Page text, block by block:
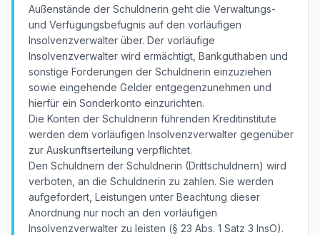
Außenstände der Schuldnerin geht die Verwaltungs-
und Verfügungsbefugnis auf den vorläufigen
Insolvenzverwalter über. Der vorläufige
Insolvenzverwalter wird ermächtigt, Bankguthaben und
sonstige Forderungen der Schuldnerin einzuziehen
sowie eingehende Gelder entgegenzunehmen und
hierfür ein Sonderkonto einzurichten.
Die Konten der Schuldnerin führenden Kreditinstitute
werden dem vorläufigen Insolvenzverwalter gegenüber
zur Auskunftserteilung verpflichtet.
Den Schuldnern der Schuldnerin (Drittschuldnern) wird
verboten, an die Schuldnerin zu zahlen. Sie werden
aufgefordert, Leistungen unter Beachtung dieser
Anordnung nur noch an den vorläufigen
Insolvenzverwalter zu leisten (§ 23 Abs. 1 Satz 3 InsO).